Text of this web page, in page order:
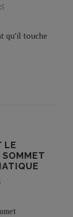
qu’il touche
LE
SOMMET